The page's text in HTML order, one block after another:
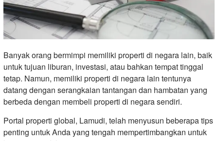
Banyak orang bermimpi memiliki properti di negara lain, baik
untuk tujuan liburan, investasi, atau bahkan tempat tinggal
tetap. Namun, memiliki properti di negara lain tentunya
datang dengan serangkaian tantangan dan hambatan yang
berbeda dengan membeli properti di negara sendiri.
Portal properti global, Lamudi, telah menyusun beberapa tips
penting untuk Anda yang tengah mempertimbangkan untuk